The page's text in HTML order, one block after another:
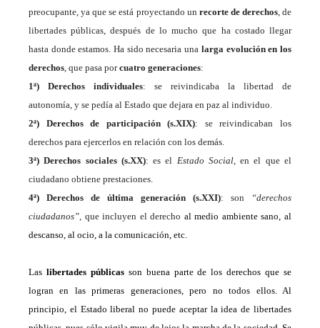
preocupante,yaque seestá proyectando un recorte de derechos,de
libertades públicas, después de lo mucho que ha costado llegar
hasta donde estamos. Ha sido necesaria una larga evolución en los
derechos , que pasa porcuatro generaciones:
1ª) Derechos individuales: se reivindicaba la libertad de
autonomía, y se pedía al Estado que dejara en paz al individuo.
2ª) Derechos de participación (s.XIX): se reivindicaban los
derechos para ejercerlos en relación con los demás.
3ª) Derechos sociales (s.XX): es el Estado Social, en el que el
ciudadano obtiene prestaciones.
4ª) Derechos de última generación (s.XXI): son
“derechos
ciudadanos” , que incluyen el derecho al medio ambiente sano, al
descanso, al ocio, a la comunicación, etc.
Las libertades públicas son buena parte de los derechos que se
logran en las primeras generaciones, pero no todos ellos. Al
principio, el Estado liberal no puede aceptar la idea de libertades